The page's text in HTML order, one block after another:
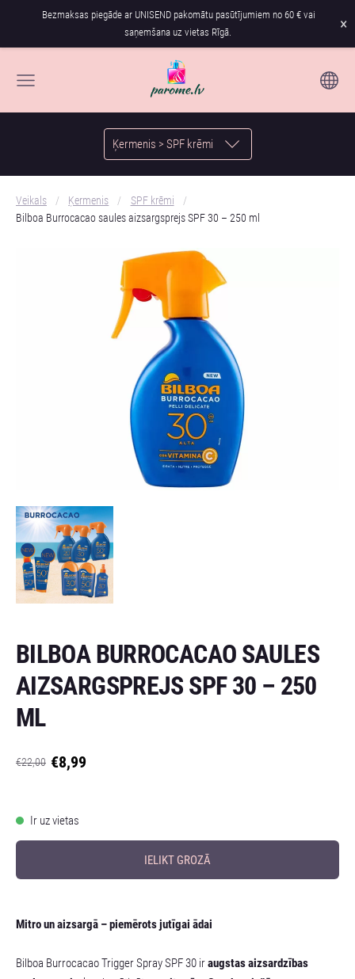
Bezmaksas piegāde ar UNISEND pakomātu pasūtījumiem no 60 € vai
saņemšana uz vietas Rīgā.
×
Ķermenis > SPF krēmi
Veikals Ķermenis
SPF krēmi
Bilboa Burrocacao saules aizsargsprejs SPF 30 – 250 ml
BILBOA BURROCACAO SAULES
AIZSARGSPREJS SPF 30 – 250
ML
€22,00 €8,99
Ir uz vietas
IELIKT GROZĀ
Mitro un aizsargā – piemērots jutīgai ādai
Bilboa Burrocacao Trigger Spray SPF 30 iraugstas aizsardzības